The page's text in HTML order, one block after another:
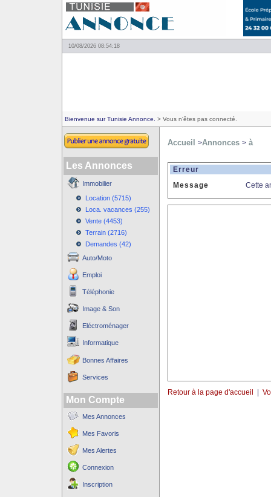
10/08/2026 08:54:18
Bienvenue sur Tunisie Annonce. > Vous n'êtes pas connecté.
Les Annonces
Immobilier
Location (5715)
Loca. vacances (255)
Vente (4453)
Terrain (2716)
Demandes (42)
Auto/Moto
Emploi
Téléphonie
Image & Son
Eléctroménager
Informatique
Bonnes Affaires
Services
Mon Compte
Mes Annonces
Mes Favoris
Mes Alertes
Connexion
Inscription
Accueil >Annonces >à
Erreur
Message
Cette
Retour à la page d'accueil